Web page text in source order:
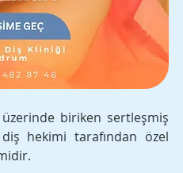
biriken sertleşmiş
hekimi tarafından özel